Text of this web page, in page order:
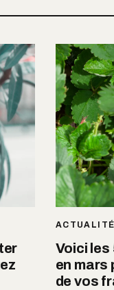
Voici les
en mars
de vos